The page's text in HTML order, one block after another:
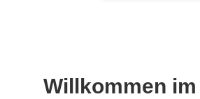
Willkommen im